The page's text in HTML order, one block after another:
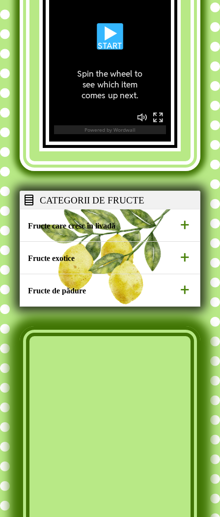
CATEGORII DE FRUCTE
Fructe care cresc în livadă +
mere,pere,prune,gutui.
Fructe exotice +
banane,kiwi,mango,
ananas,portocale,mandarine.
Fructe de pădure +
mure, afine